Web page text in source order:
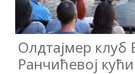
Олдтајмер клуб
Ранчићевој кући